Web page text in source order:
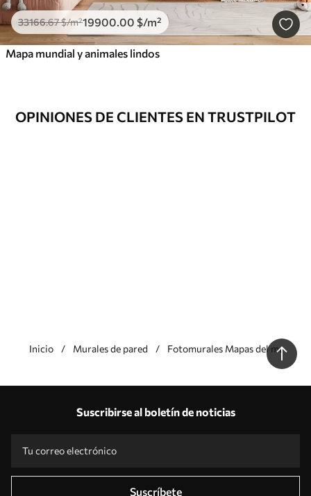
33166.67$/m²19900 .00 $/m²
Mapa mundial y animales lindos
OPINIONES DE CLIENTES EN TRUSTPILOT
Inicio Murales de pared Fotomurales Mapas del mundo
Producción según tallas individuales
Códigos promocionales con descuentos por pedido
Suscribirse al boletín de noticias
Suscríbete